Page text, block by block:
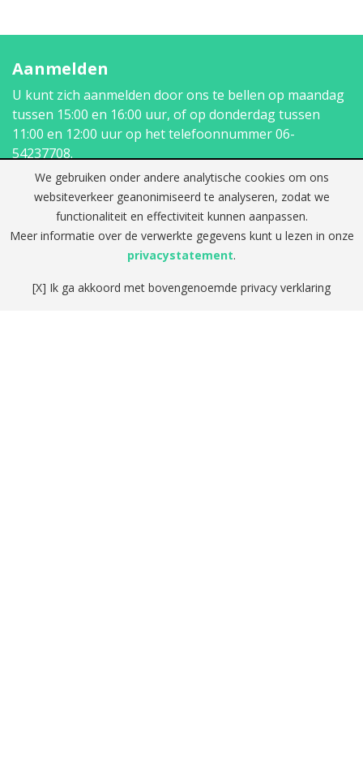
We gebruiken onder andere analytische cookies om ons
websiteverkeer geanonimiseerd te analyseren, zodat we
functionaliteit en effectiviteit kunnen aanpassen.
Meer informatie over de verwerkte gegevens kunt u lezen in onze
privacystatement.
[X] Ik ga akkoord met bovengenoemde privacy verklaring
Aanmelden
U kunt zich aanmelden door ons te bellen op maandag
tussen 15:00 en 16:00 uur, of op donderdag tussen
11:00 en 12:00 uur op het telefoonnummer06-
54237708.
Contact
Telefoon:
06-54237708
info@logopediepraktijkdhaens.nl